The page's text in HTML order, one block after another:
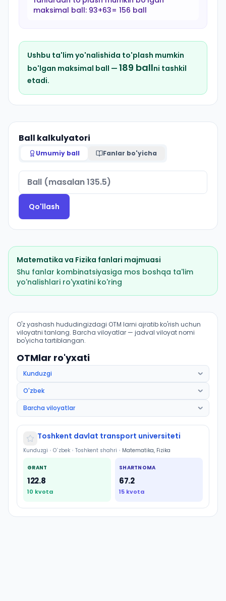
maksimal ball: 93+63= 156 ball
Ushbu ta'lim yo'nalishida to'plash mumkin
bo'lgan maksimal ball — 189 ballni tashkil
etadi.
Ball kalkulyatori
Umumiy ball Fanlar bo'yicha
Qo'llash
Matematika va Fizika fanlari majmuasi
Shu fanlar kombinatsiyasiga mos boshqa ta'lim
yo'nalishlari ro'yxatini ko'ring
Kosmik texnologiyalar: OTM lar bo'yicha kirish
O'z yashash hududingizdagi OTM larni ajratib ko'rish uchun
viloyatni tanlang. Barcha viloyatlar — jadval viloyat nomi
bo'yicha tartiblangan.
OTMlar ro'yxati
Toshkent davlat transport universiteti
Kunduzgi • O`zbek • Toshkent shahri • Matematika, Fizika
GRANT
122.8
10 kvota
SHARTNOMA
67.2
15 kvota